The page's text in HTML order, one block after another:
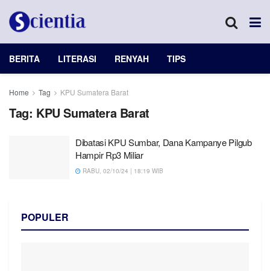
BERITA LITERASI RENYAH TIPS
Home Tag KPU Sumatera Barat
Tag: KPU Sumatera Barat
Dibatasi KPU Sumbar, Dana Kampanye Pilgub
Hampir Rp3 Miliar
RABU, 02/10/24 | 18:19 WIB
POPULER